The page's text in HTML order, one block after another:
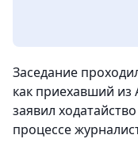
Заседание
как приехавший из
заявил
процессе